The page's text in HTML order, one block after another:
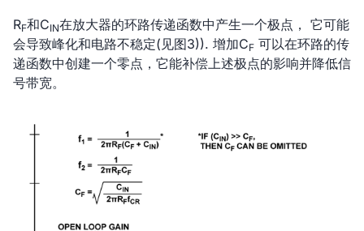
RF和CIN在放大器的环路传递函数中产生一个极点， 它可能
会导致峰化和电路不稳定(见图3)). 增加CF 可以在环路的传
递函数中创建一个零点，它能补偿上述极点的影响并降低信
号带宽。